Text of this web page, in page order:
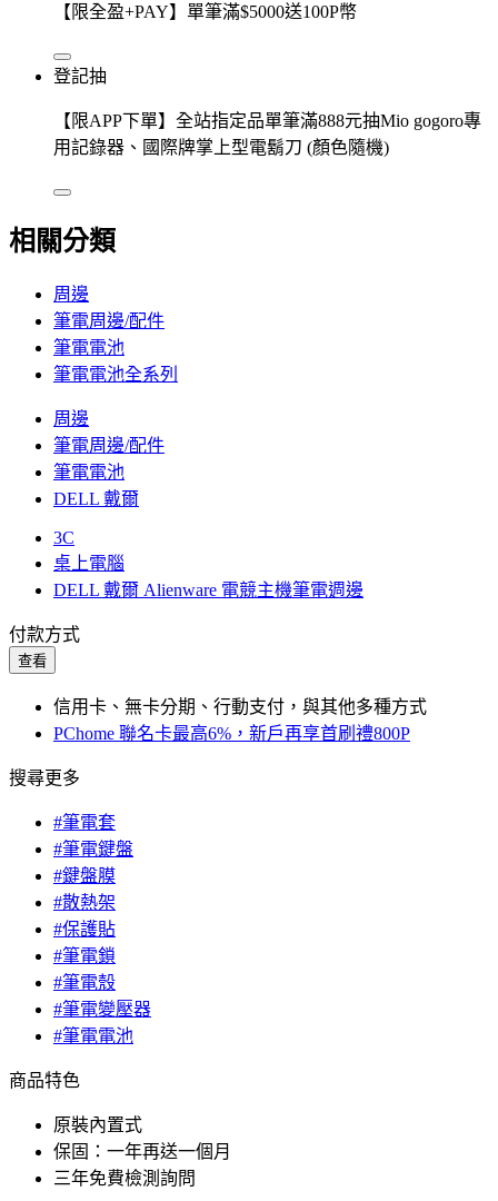
【限全盈+PAY】單筆滿$5000送100P幣
登記抽
【限APP下單】全站指定品單筆滿888元抽Mio gogoro專
用記錄器、國際牌掌上型電鬍刀 (顏色隨機)
相關分類
周邊
筆電周邊/配件
筆電電池
筆電電池全系列
周邊
筆電周邊/配件
筆電電池
DELL 戴爾
3C
桌上電腦
DELL 戴爾 Alienware 電競主機筆電週邊
付款方式
查看
信用卡、無卡分期、行動支付，與其他多種方式
PChome 聯名卡最高6%，新戶再享首刷禮800P
搜尋更多
#筆電套
#筆電鍵盤
#鍵盤膜
#散熱架
#保護貼
#筆電鎖
#筆電殼
#筆電變壓器
#筆電電池
商品特色
原裝內置式
保固：一年再送一個月
三年免費檢測詢問